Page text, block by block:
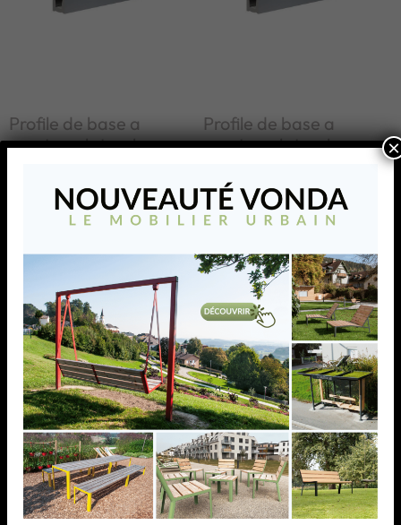
Profile de base a
montage lateral
LISTE
Profile de base a
montage lateral
Profile de base a montage
lateral
AJOUTER À MA
LISTE
×